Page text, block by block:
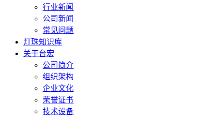
行业新闻
公司新闻
常见问题
灯珠知识库
关于台宏
公司简介
组织架构
企业文化
荣誉证书
技术设备